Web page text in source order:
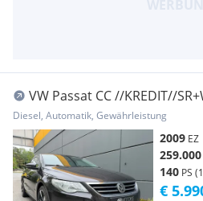
VW Passat CC //KREDIT//
Diesel, Automatik, Gewährleistung
2009 EZ
259.000
140 PS
€